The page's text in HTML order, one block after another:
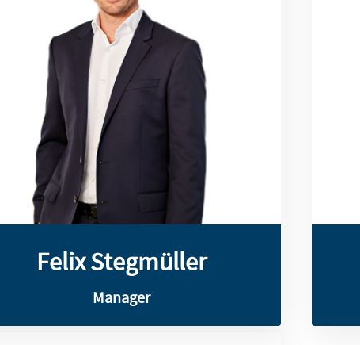
Felix Stegmüller
Manager
Felix Stegmüller ist seit 2017 bei SLG
tätig und verfügt über umfangreiche
Erfahrungen in Bereichen des Cash-
Managements, des Zahlungsverkehrs
und mit Treasury-Systemen gesammelt.